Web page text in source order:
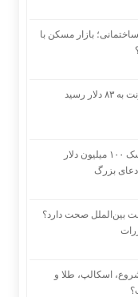
بازار مسکن با
رسید
یک ساعت از زمان ایلان ماسک ۱۰۰ میلیون دلار
بزرگ
برای اینترنت بین‌الملل صحت دارد؟
اسکالپ، طلا و